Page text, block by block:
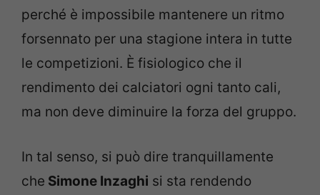
perché è impossibile mantenere un ritmo
forsennato per una stagione intera in tutte
le competizioni. È fisiologico che il
rendimento dei calciatori ogni tanto cali,
ma non deve diminuire la forza del gruppo.
In tal senso, si può dire tranquillamente
che Simone Inzaghi si sta rendendo